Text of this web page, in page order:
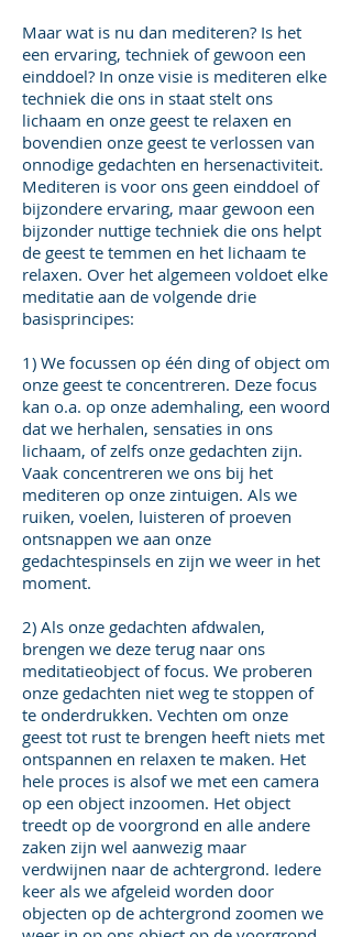
Maar wat is nu dan mediteren? Is het
een ervaring, techniek of gewoon een
einddoel? In onze visie is mediteren elke
techniek die ons in staat stelt ons
lichaam en onze geest te relaxen en
bovendien onze geest te verlossen van
onnodige gedachten en hersenactiviteit.
Mediteren is voor ons geen einddoel of
bijzondere ervaring, maar gewoon een
bijzonder nuttige techniek die ons helpt
de geest te temmen en het lichaam te
relaxen. Over het algemeen voldoet elke
meditatie aan de volgende drie
basisprincipes:
1) We focussen op één ding of object om
onze geest te concentreren. Deze focus
kan o.a. op onze ademhaling, een woord
dat we herhalen, sensaties in ons
lichaam, of zelfs onze gedachten zijn.
Vaak concentreren we ons bij het
mediteren op onze zintuigen. Als we
ruiken, voelen, luisteren of proeven
ontsnappen we aan onze
gedachtespinsels en zijn we weer in het
moment.
2) Als onze gedachten afdwalen,
brengen we deze terug naar ons
meditatieobject of focus. We proberen
onze gedachten niet weg te stoppen of
te onderdrukken. Vechten om onze
geest tot rust te brengen heeft niets met
ontspannen en relaxen te maken. Het
hele proces is alsof we met een camera
op een object inzoomen. Het object
treedt op de voorgrond en alle andere
zaken zijn wel aanwezig maar
verdwijnen naar de achtergrond. Iedere
keer als we afgeleid worden door
objecten op de achtergrond zoomen we